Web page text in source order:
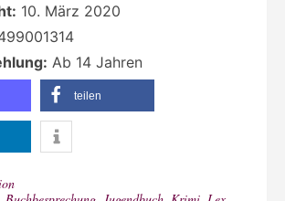
10. März 2020
Ab 14 Jahren
teilen